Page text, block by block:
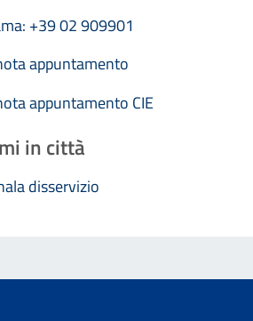
+39 02 909901
appuntamento
appuntamento CIE
in città
disservizio